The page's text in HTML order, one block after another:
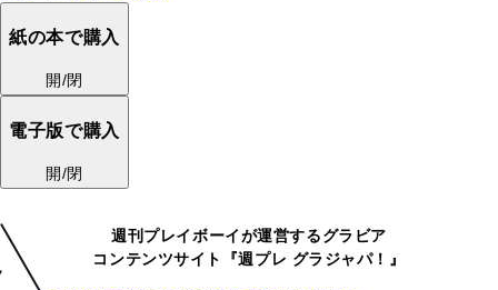
紙の本で購入
開/閉
電子版で購入
開/閉
週刊プレイボーイが運営するグラビア
コンテンツサイト『週プレ グラジャパ！』